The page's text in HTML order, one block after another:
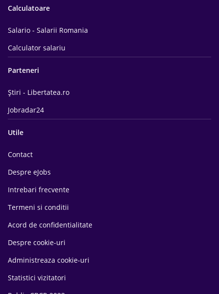
Calculatoare
Salario - Salarii Romania
Calculator salariu
Parteneri
Știri - Libertatea.ro
Jobradar24
Utile
Contact
Despre eJobs
Intrebari frecvente
Termeni si conditii
Acord de confidentialitate
Despre cookie-uri
Administreaza cookie-uri
Statistici vizitatori